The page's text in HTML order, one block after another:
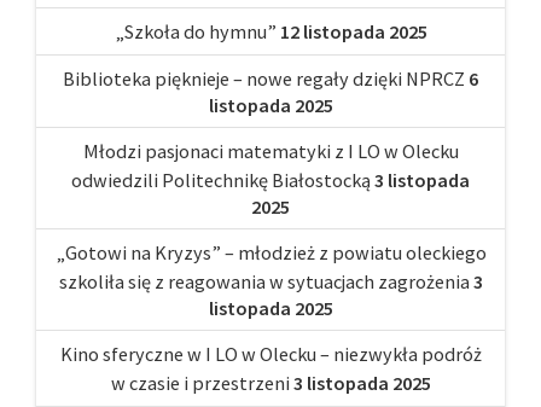
„Szkoła do hymnu” 12 listopada 2025
Biblioteka pięknieje – nowe regały dzięki NPRCZ 6
listopada 2025
Młodzi pasjonaci matematyki z I LO w Olecku
odwiedzili Politechnikę Białostocką 3 listopada
2025
„Gotowi na Kryzys” – młodzież z powiatu oleckiego
szkoliła się z reagowania w sytuacjach zagrożenia 3
listopada 2025
Kino sferyczne w I LO w Olecku – niezwykła podróż
w czasie i przestrzeni 3 listopada 2025